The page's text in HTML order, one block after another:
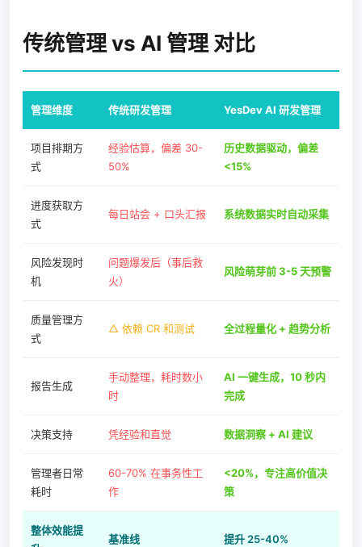
传统管理 vs AI 管理 对比
管理维度 传统研发管理 YesDev AI 研发管理
项目排期方
式
经验估算，偏差 30-
50%
历史数据驱动，偏差
<15%
进度获取方
式
每日站会 + 口头汇报 系统数据实时自动采集
风险发现时
机
问题爆发后（事后救
火）
风险萌芽前 3-5 天预警
质量管理方
式
△ 依赖 CR 和测试 全过程量化 + 趋势分析
报告生成
手动整理，耗时数小
时
AI 一键生成，10 秒内
完成
决策支持 凭经验和直觉 数据洞察 + AI 建议
管理者日常
耗时
60-70% 在事务性工
作
<20%，专注高价值决
策
整体效能提
基准线 提升 25-40%